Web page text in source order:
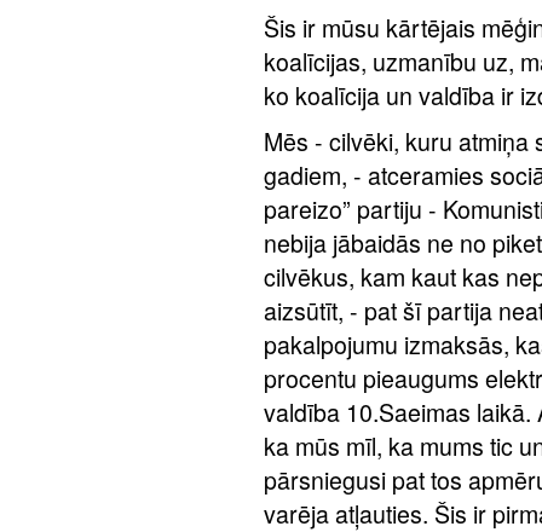
Šis ir mūsu kārtējais
koalīcijas, uzmanību uz,
ko koalīcija un valdība ir
Mēs - cilvēki, kuru
gadiem, - atceramies
pareizo” partiju -
nebija jābaidās ne no
cilvēkus, kam kaut kas
aizsūtīt, - pat šī partija
pakalpojumu izmaksās,
procentu pieaugums
valdība 10.Saeimas
ka mūs mīl, ka mums tic
pārsniegusi pat tos
varēja atļauties. Šis ir